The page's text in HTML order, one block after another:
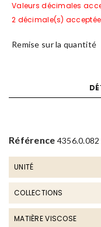
Valeurs décimales
2 décimale(s)
Remise sur la quantité
Référence 4356.0.082
UNITÉ
COLLECTIONS
MATIÈRE VISCOSE